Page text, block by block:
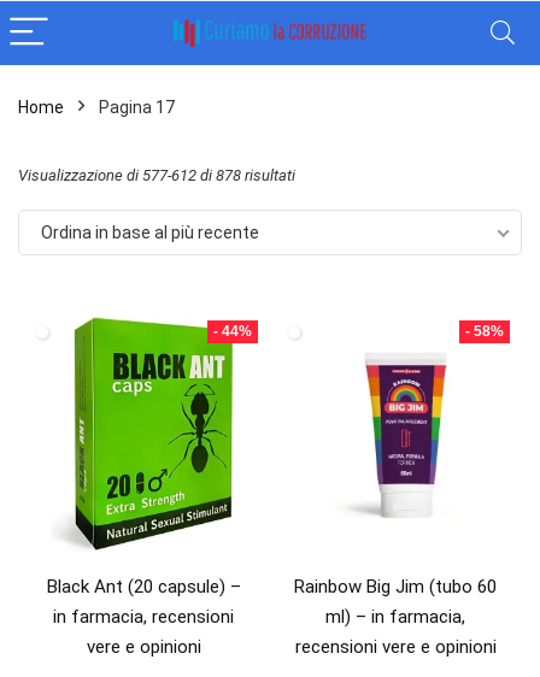
Home Pagina 17
Visualizzazione di 577-612 di 878 risultatiOrdina
in
recente
Ordina in base al più recente
- 44%
Black Ant (20 capsule) –
in farmacia, recensioni
vere e opinioni
- 58%
Rainbow Big Jim (tubo 60
ml) – in farmacia,
recensioni vere e opinioni